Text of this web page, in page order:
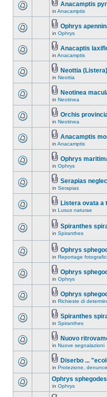
Anacamptis
in Anacamptis
Ophrys
in Ophrys
Anacaptis
in Anacamptis
Neottia
in Neottia
Neotinea
in Neotinea
Orchis
in Neotinea
Anacamptis
in Anacamptis
Ophrys
in Ophrys
Serapias
in Serapias
Listera ovata a
in Lusus naturae
Spiranthes
in Spiranthes
Ophrys
in Reportage fotografici
Ophrys
in Ophrys
Ophrys
in Richieste di
Spiranthes
in Spiranthes
Nuovo
in Nuove segnalazioni
Diserbo ...
in Protezione,
Ophrys
in Ophrys